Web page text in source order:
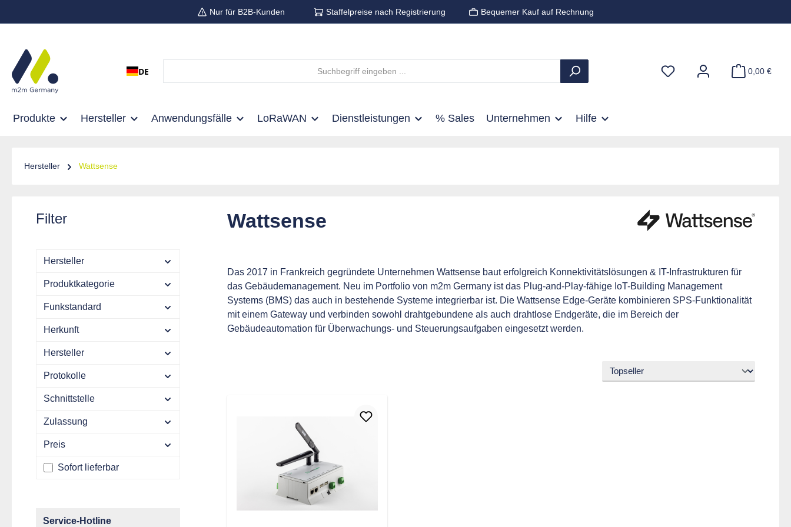
Nur für B2B-Kunden Staffelpreise nach Registrierung Bequemer Kauf auf Rechnung
DE 0,00 €
Produkte Hersteller Anwendungsfälle LoRaWAN Dienstleistungen % Sales Unternehmen Hilfe
Hersteller Wattsense
Filter
Hersteller
Produktkategorie
Funkstandard
Herkunft
Hersteller
Protokolle
Schnittstelle
Zulassung
Preis
Sofort lieferbar
Service-Hotline
Wattsense
Das 2017 in Frankreich gegründete Unternehmen Wattsense baut erfolgreich Konnektivitätslösungen & IT-Infrastrukturen für
das Gebäudemanagement. Neu im Portfolio von m2m Germany ist das Plug-and-Play-fähige IoT-Building Management
Systems (BMS) das auch in bestehende Systeme integrierbar ist. Die Wattsense Edge-Geräte kombinieren SPS-Funktionalität
mit einem Gateway und verbinden sowohl drahtgebundene als auch drahtlose Endgeräte, die im Bereich der
Gebäudeautomation für Überwachungs- und Steuerungsaufgaben eingesetzt werden.